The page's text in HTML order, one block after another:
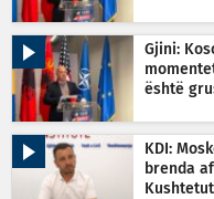
Gjini:
është
KDI:
brenda